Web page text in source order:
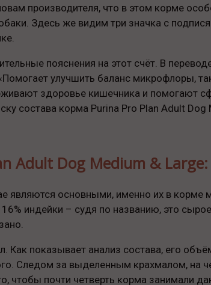
производителя, что в этом корме
Здесь же видим три значка с
пояснения на этот счёт. В
улучшить баланс микрофлоры,
здоровье кишечника и помогают
состава корма Purina Pro Plan Adult
Adult Dog Medium &
являются основными, именно их в
индейки – судя по названию, это
Как показывает анализ состава, его
Следом за выделенным крахмалом, на
чтобы почти четверть корма занимали